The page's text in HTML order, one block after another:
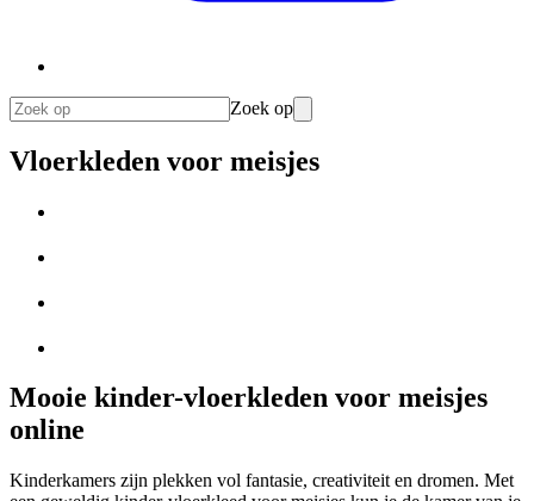
Zoek op
Vloerkleden voor meisjes
Mooie kinder-vloerkleden voor meisjes
online
Kinderkamers zijn plekken vol fantasie, creativiteit en dromen. Met